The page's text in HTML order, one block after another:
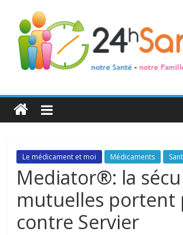
24h
Santé
La
santé
toute
famille
Le médicament et moi Médicaments
Mediator®: la
mutuelles portent
contre Servier